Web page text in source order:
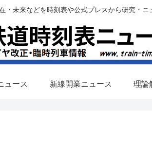
・未来などを時刻表や公式プレスから研究・
ュース 新線開業ニュース 理論